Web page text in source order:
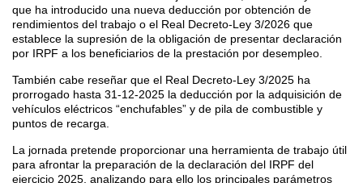
que ha introducido una nueva deducción por obtención de
rendimientos del trabajo o el Real Decreto-Ley 3/2026 que
establece la supresión de la obligación de presentar declaración
por IRPF a los beneficiarios de la prestación por desempleo.
También cabe reseñar que el Real Decreto-Ley 3/2025 ha
prorrogado hasta 31-12-2025 la deducción por la adquisición de
vehículos eléctricos “enchufables” y de pila de combustible y
puntos de recarga.
La jornada pretende proporcionar una herramienta de trabajo útil
para afrontar la preparación de la declaración del IRPF del
ejercicio 2025, analizando para ello los principales parámetros